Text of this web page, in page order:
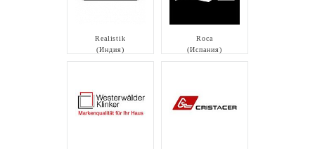
Realistik
(Индия)
Roca
(Испания)